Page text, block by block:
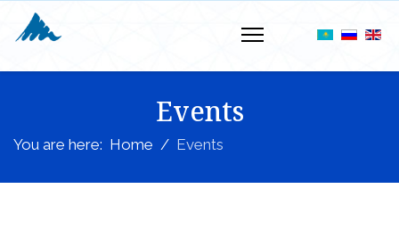
Events
You are here: Home Events